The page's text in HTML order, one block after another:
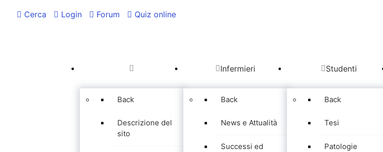
Cerca Login Forum Quiz online
Back
Descrizione del
sito
Infermieri
Back
News e Attualità
Successi ed
Studenti
Back
Tesi
Patologie